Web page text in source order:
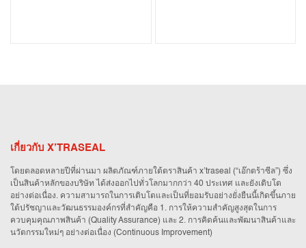
เกี่ยวกับ X’TRASEAL
โดยตลอดหลายปีที่ผ่านมา ผลิตภัณฑ์ภายใต้ตราสินค้า x’traseal (“เอ๊กตร้าซีล”) ซึ่ง
เป็นสินค้าหลักของบริษัท ได้ส่งออกไปทั่วโลกมากกว่า 40 ประเทศ และยังเติบโต
อย่างต่อเนื่อง. ความสามารถในการเติบโตและเป็นที่ยอมรับอย่างยั่งยืนนี้เกิดขึ้นภาย
ใต้ปรัชญาและวัฒนธรรมองค์กรที่สำคัญคือ 1. การให้ความสำคัญสูงสุดในการ
ควบคุมคุณภาพสินค้า (Quality Assurance) และ 2. การคิดค้นและพัฒนาสินค้าและ
นวัตกรรมใหม่ๆ อย่างต่อเนื่อง (Continuous Improvement)